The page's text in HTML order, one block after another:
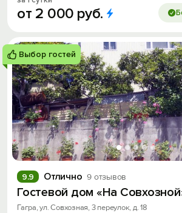
от 2 000 руб.
Выбор гостей
Отлично 9 отзывов
9.9
Гостевой дом «На
Гагра, ул. Совхозная, 3 переулок, д. 18